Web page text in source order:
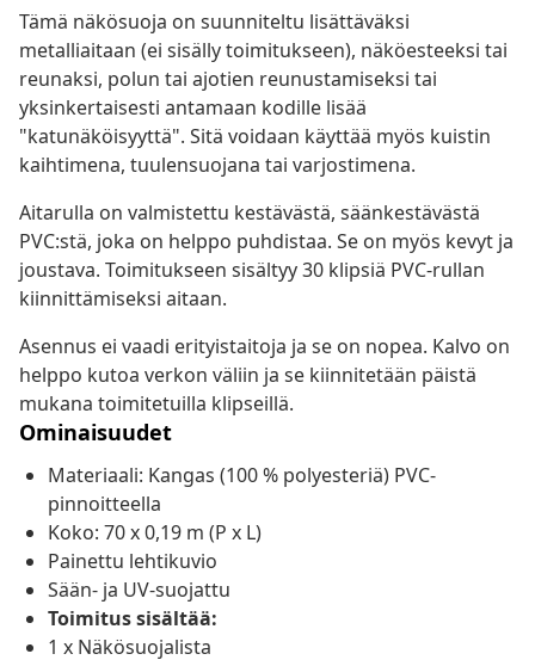
Tämä näkösuoja on suunniteltu lisättäväksi
metalliaitaan (ei sisälly toimitukseen), näköesteeksi tai
reunaksi, polun tai ajotien reunustamiseksi tai
yksinkertaisesti antamaan kodille lisää
"katunäköisyyttä". Sitä voidaan käyttää myös kuistin
kaihtimena, tuulensuojana tai varjostimena.
Aitarulla on valmistettu kestävästä, säänkestävästä
PVC:stä, joka on helppo puhdistaa. Se on myös kevyt ja
joustava. Toimitukseen sisältyy 30 klipsiä PVC-rullan
kiinnittämiseksi aitaan.
Asennus ei vaadi erityistaitoja ja se on nopea. Kalvo on
helppo kutoa verkon väliin ja se kiinnitetään päistä
mukana toimitetuilla klipseillä.
Ominaisuudet
Materiaali: Kangas (100 % polyesteriä) PVC-
pinnoitteella
Koko: 70 x 0,19 m (P x L)
Painettu lehtikuvio
Sään- ja UV-suojattu
Toimitus sisältää:
1 x Näkösuojalista